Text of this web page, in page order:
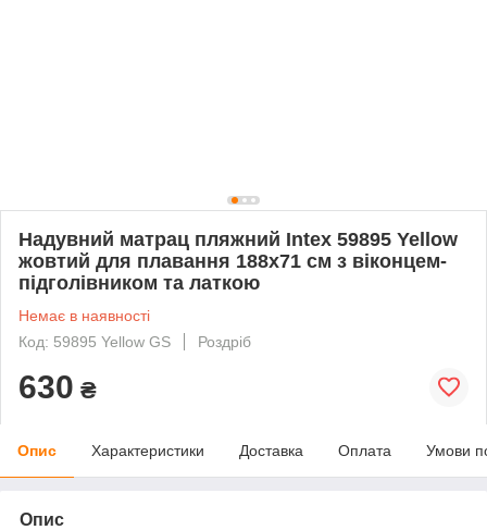
Надувний матрац пляжний Intex 59895 Yellow
жовтий для плавання 188х71 см з віконцем-
підголівником та латкою
Немає в наявності
Код: 59895 Yellow GS
Роздріб
630 ₴
Опис Характеристики Доставка Оплата Умови
Опис